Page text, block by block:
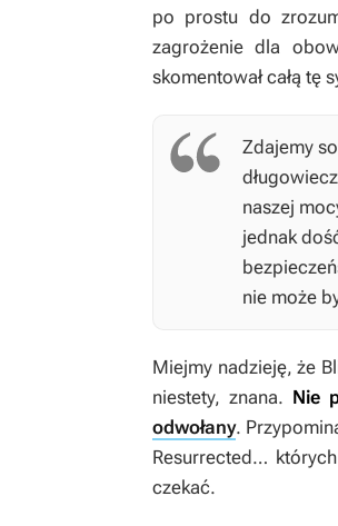
po prostu do
zagrożenie dla
skomentował całą tę
Zdajemy
naszej
jednak
nie może
Miejmy nadzieję, że
niestety, znana. Nie
odwołany.
Resurrected…
czekać.